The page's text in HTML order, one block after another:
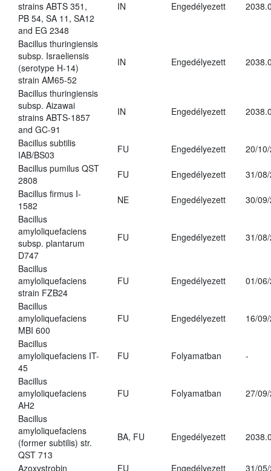
strains ABTS 351,
PB 54, SA 11, SA12
and EG 2348
IN Engedélyezett
Bacillus thuringiensis
subsp. Israeliensis
(serotype H-14)
strain AM65-52
IN Engedélyezett
Bacillus thuringiensis
subsp. Aizawai
strains ABTS-1857
and GC-91
IN Engedélyezett
Bacillus subtilis
IAB/BS03
FU Engedélyezett
20/
Bacillus pumilus QST
2808
FU Engedélyezett
31/
Bacillus firmus I-
1582
NE Engedélyezett
30/
Bacillus
amyloliquefaciens
subsp. plantarum
D747
FU Engedélyezett 31/
Bacillus
amyloliquefaciens
strain FZB24
FU Engedélyezett 01/
Bacillus
amyloliquefaciens
MBI 600
FU Engedélyezett 16/
Bacillus
amyloliquefaciens IT-
45
FU Folyamatban -
Bacillus
amyloliquefaciens
AH2
FU Folyamatban 27/
Bacillus
amyloliquefaciens
(former subtilis) str.
QST 713
BA, FU Engedélyezett
Azoxystrobin FU Engedélyezett
31/